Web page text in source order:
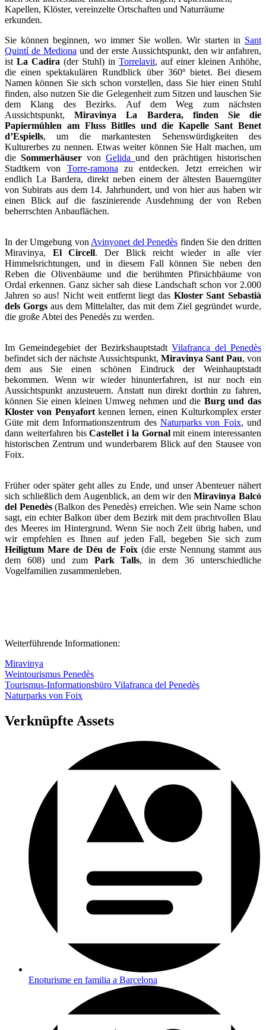
Sie können beginnen, wo immer Sie wollen. Wir starten in
Quintí de Mediona
ist
La Cadira (der Stuhl) in Torrelavit
, auf einer kleinen Anhöhe,
die einen spektakulären Rundblick über 360º bietet. Bei diesem
Namen können Sie sich schon vorstellen, dass Sie hier einen Stuhl
finden, also nutzen Sie die Gelegenheit zum Sitzen und lauschen Sie
dem Klang des Bezirks. Auf dem Weg zum nächsten
Aussichtspunkt,Miravinya La Bardera, finden Sie die
Papiermühlen am Fluss Bitlles und die Kapelle Sant Benet
d’Espiells, um die markantesten Sehenswürdigkeiten des
Kulturerbes zu nennen. Etwas weiter können Sie Halt machen, um
dieSommerhäuservon Gelida und den prächtigen historischen
Stadtkern vonTorre-ramonazu entdecken. Jetzt erreichen wir
endlich La Bardera, direkt neben einem der ältesten Bauerngüter
von Subirats aus dem 14. Jahrhundert, und von hier aus haben wir
einen Blick auf die faszinierende Ausdehnung der von Reben
beherrschten Anbauflächen.
In der Umgebung vonAvinyonet del Penedès
Himmelsrichtungen, und in diesem Fall können Sie neben den
Reben die Olivenbäume und die berühmten Pfirsichbäume von
Ordal erkennen. Ganz sicher sah diese Landschaft schon vor 2.000
Jahren so aus! Nicht weit entfernt liegt dasKloster Sant Sebastià
dels Gorgs aus dem Mittelalter, das mit dem Ziel gegründet wurde,
die große Abtei des Penedès zu werden.
Im Gemeindegebiet der Bezirkshauptstadt
dem aus Sie einen schönen Eindruck der Weinhauptstadt
bekommen. Wenn wir wieder hinunterfahren, ist nur noch ein
Aussichtspunkt anzusteuern. Anstatt nun direkt dorthin zu fahren,
können Sie einen kleinen Umweg nehmen und die
Burg und das
Kloster von Penyafort
kennen lernen, einen Kulturkomplex erster
Güte mit dem Informationszentrum desNaturparks von Foix, und
dann weiterfahren bisCastellet i la Gornal mit einem interessanten
historischen Zentrum und wunderbarem Blick auf den Stausee von
Foix.
Früher oder später geht alles zu Ende, und unser Abenteuer nähert
del Penedès
(Balkon des Penedès) erreichen. Wie sein Name schon
sagt, ein echter Balkon über dem Bezirk mit dem prachtvollen Blau
des Meeres im Hintergrund. Wenn Sie noch Zeit übrig haben, und
wir empfehlen es Ihnen auf jeden Fall, begeben Sie sich zum
Heiligtum Mare de Déu de Foix(die erste Nennung stammt aus
dem 608) und zumPark Talls , in dem 36 unterschiedliche
Vogelfamilien zusammenleben.
Weintourismus Penedès
Tourismus-Informationsbüro Vilafranca del Penedès
Naturparks von Foix
Verknüpfte Assets
Enoturisme en familia a Barcelona